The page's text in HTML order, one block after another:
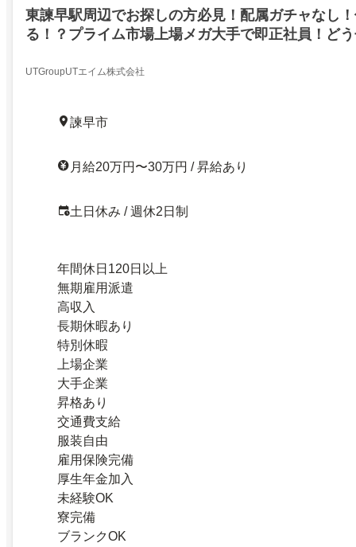
東諫早駅周辺でお探しの方必見！配属ガチャなし
る！？プライム市場上場メガ大手で即正社員！ど
諫早市
UTGroupUTエイム株式会社
諫早市
月給20万円〜30万円 / 昇給あり
土日休み / 週休2日制
年間休日120日以上
無期雇用派遣
高収入
長期休暇あり
特別休暇
上場企業
大手企業
昇格あり
交通費支給
服装自由
雇用保険完備
厚生年金加入
未経験OK
寮完備
ブランクOK